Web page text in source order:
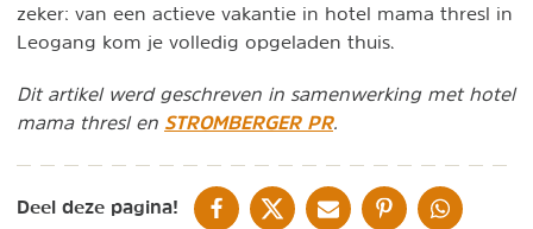
zeker: van een actieve vakantie in hotel mama thresl in
Leogang kom je volledig opgeladen thuis.
Dit artikel werd geschreven in samenwerking met hotel
mama thresl en STROMBERGER PR.
Deel deze pagina! DELEN OP FACEBOOK
DELEN OP XDELEN VIA DE MAIL
DELEN OP PINTEREST
DELEN OP